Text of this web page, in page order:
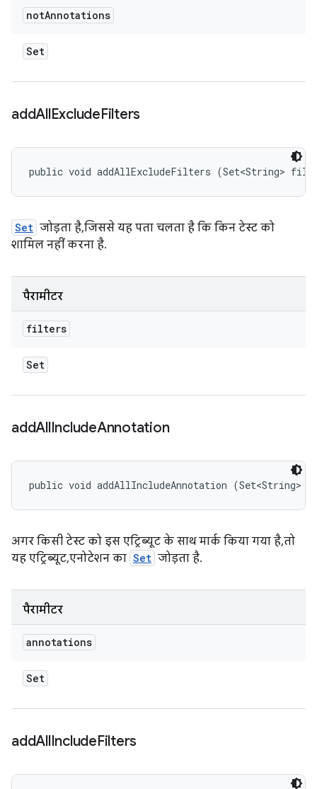
notAnnotations
Set
addAllExcludeFilters
public void addAllExcludeFilters (Set<String>
Set जोड़ता है, जिससे यह पता चलता है कि किन टेस्ट को
शामिल नहीं करना है.
पैरामीटर
filters
Set
addAllIncludeAnnotation
public void addAllIncludeAnnotation (Set<String>
अगर किसी टेस्ट को इस एट्रिब्यूट के साथ मार्क किया गया है, तो
यह एट्रिब्यूट, एनोटेशन का Set जोड़ता है.
पैरामीटर
annotations
Set
addAllIncludeFilters